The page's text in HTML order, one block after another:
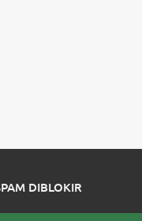
DIBLOKIR